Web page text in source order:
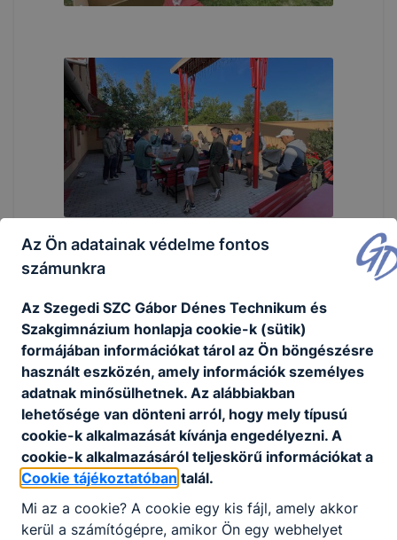
Az Ön adatainak védelme fontos
számunkra
Az Szegedi SZC Gábor Dénes Technikum és
Szakgimnázium honlapja cookie-k (sütik)
formájában információkat tárol az Ön böngészésre
használt eszközén, amely információk személyes
adatnak minősülhetnek. Az alábbiakban
lehetősége van dönteni arról, hogy mely típusú
cookie-k alkalmazását kívánja engedélyezni. A
cookie-k alkalmazásáról teljeskörű információkat a
Cookie tájékoztatóban talál.
Mi az a cookie? A cookie egy kis fájl, amely akkor
kerül a számítógépre, amikor Ön egy webhelyet